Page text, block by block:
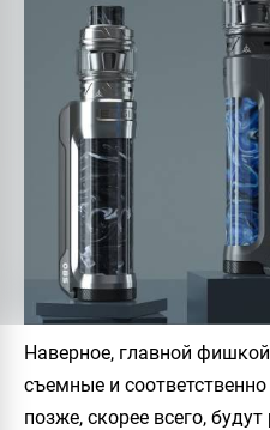
Наверное, главной
съемные и
позже, скорее всего,